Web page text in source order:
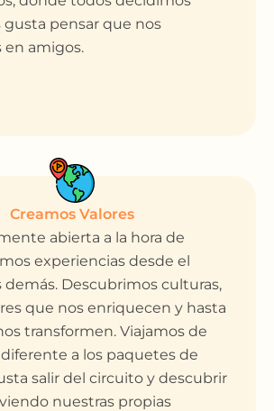
gusta pensar que nos
amigos.
Creamos Valores
abierta a la hora de
experiencias desde el
demás. Descubrimos culturas,
que nos enriquecen y hasta
transformen. Viajamos de
a los paquetes de
salir del circuito y descubrir
nuestras propias